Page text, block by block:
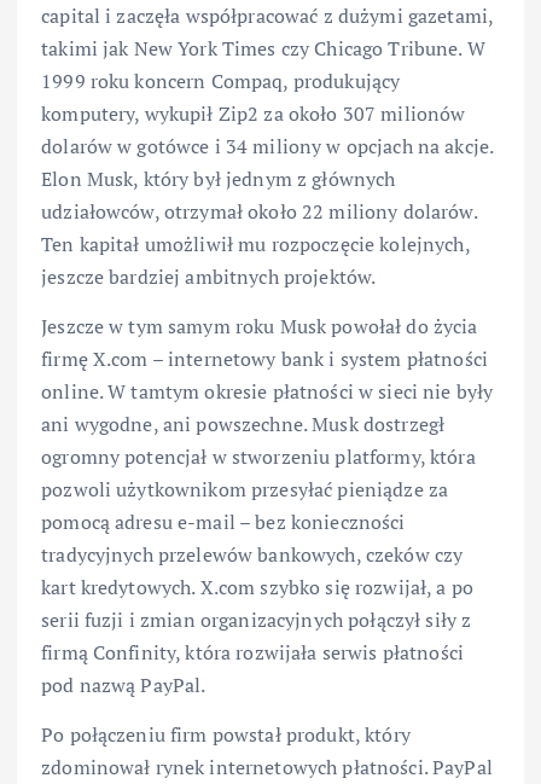
capital i zaczęła współpracować z dużymi gazetami,
takimi jak New York Times czy Chicago Tribune. W
1999 roku koncern Compaq, produkujący
komputery, wykupił Zip2 za około 307 milionów
dolarów w gotówce i 34 miliony w opcjach na akcje.
Elon Musk, który był jednym z głównych
udziałowców, otrzymał około 22 miliony dolarów.
Ten kapitał umożliwił mu rozpoczęcie kolejnych,
jeszcze bardziej ambitnych projektów.
Jeszcze w tym samym roku Musk powołał do życia
firmę X.com – internetowy bank i system płatności
online. W tamtym okresie płatności w sieci nie były
ani wygodne, ani powszechne. Musk dostrzegł
ogromny potencjał w stworzeniu platformy, która
pozwoli użytkownikom przesyłać pieniądze za
pomocą adresu e-mail – bez konieczności
tradycyjnych przelewów bankowych, czeków czy
kart kredytowych. X.com szybko się rozwijał, a po
serii fuzji i zmian organizacyjnych połączył siły z
firmą Confinity, która rozwijała serwis płatności
pod nazwą PayPal.
Po połączeniu firm powstał produkt, który
zdominował rynek internetowych płatności. PayPal